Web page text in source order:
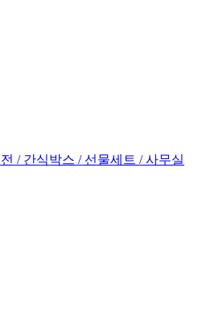
/ 간식박스 / 선물세트 / 사무실